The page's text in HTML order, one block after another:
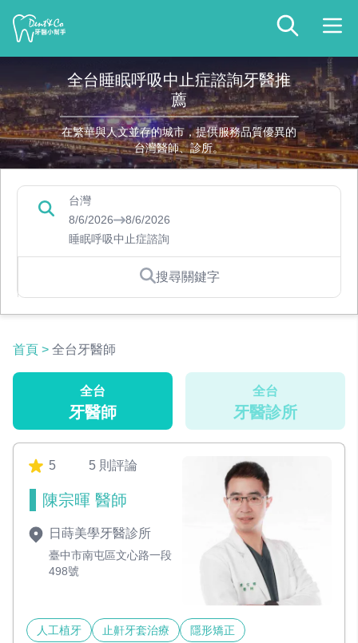
全台睡眠呼吸中止症諮詢牙醫推
薦
在繁華與人文並存的城市，提供服務品質優異的
台灣醫師、診所。
台灣
8/6/2026
8/6/2026
睡眠呼吸中止症諮詢
搜尋關鍵字
首頁 > 全台牙醫師
全台
牙醫師
全台
牙醫診所
5 5 則評論
陳宗暉 醫師
日蒔美學牙醫診所
臺中市南屯區文心路一段
498號
人工植牙 止鼾牙套治療 隱形矯正